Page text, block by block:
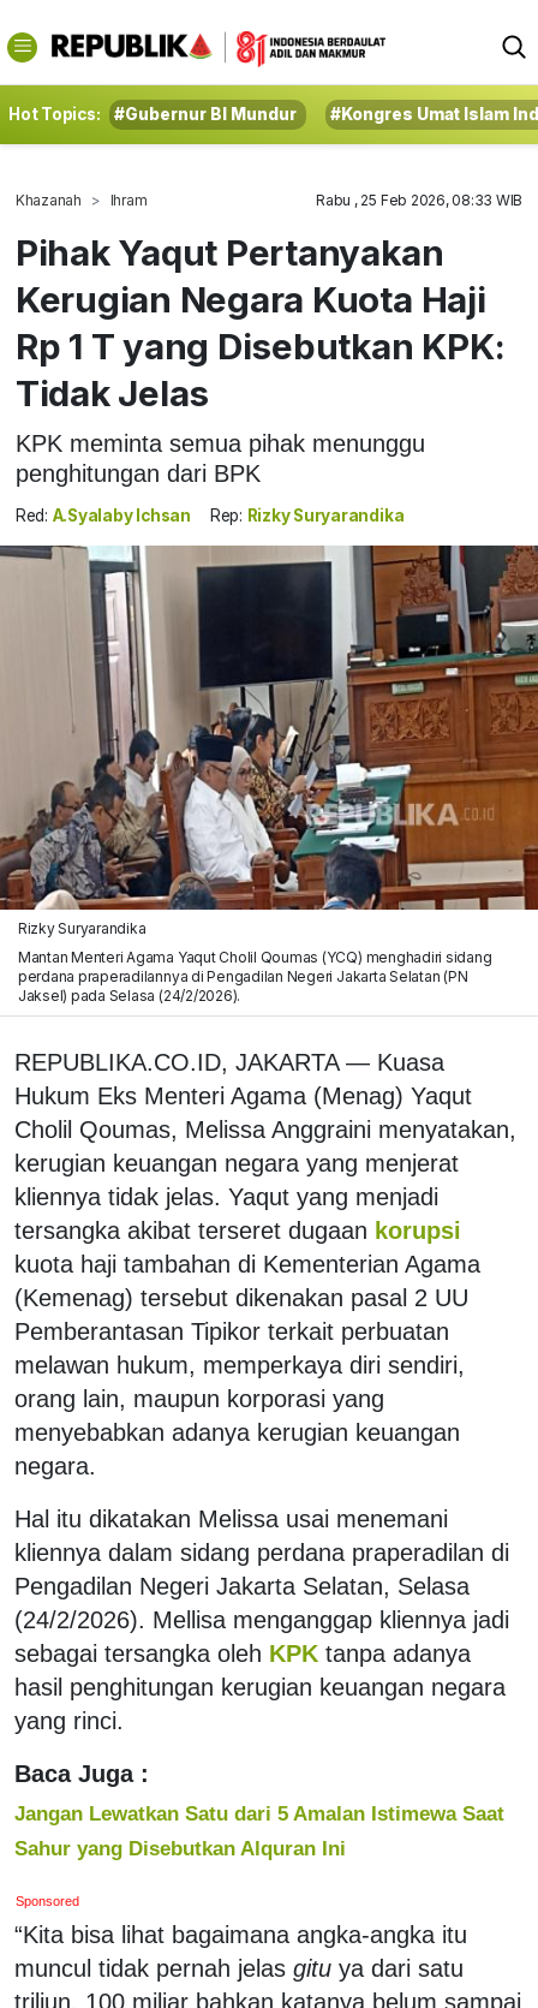
Hot Topics: #Gubernur BI Mundur #Kongres Umat Islam
Khazanah Ihram Rabu , 25 Feb 2026, 08:33 WIB
Pihak Yaqut Pertanyakan
Kerugian Negara Kuota Haji
Rp 1 T yang Disebutkan KPK:
Tidak Jelas
KPK meminta semua pihak menunggu
penghitungan dari BPK
Red: A.Syalaby Ichsan Rep: Rizky Suryarandika
Rizky Suryarandika
Mantan Menteri Agama Yaqut Cholil Qoumas (YCQ) menghadiri sidang
perdana praperadilannya di Pengadilan Negeri Jakarta Selatan (PN
Jaksel) pada Selasa (24/2/2026).
REPUBLIKA.CO.ID, JAKARTA — Kuasa
Hukum Eks Menteri Agama (Menag) Yaqut
Cholil Qoumas, Melissa Anggraini menyatakan,
kerugian keuangan negara yang menjerat
kliennya tidak jelas. Yaqut yang menjadi
tersangka akibat terseret dugaan korupsi
kuota haji tambahan di Kementerian Agama
(Kemenag) tersebut dikenakan pasal 2 UU
Pemberantasan Tipikor terkait perbuatan
melawan hukum, memperkaya diri sendiri,
orang lain, maupun korporasi yang
menyebabkan adanya kerugian keuangan
negara.
Hal itu dikatakan Melissa usai menemani
kliennya dalam sidang perdana praperadilan di
Pengadilan Negeri Jakarta Selatan, Selasa
(24/2/2026). Mellisa menganggap kliennya jadi
sebagai tersangka oleh KPK tanpa adanya
hasil penghitungan kerugian keuangan negara
yang rinci.
Baca Juga :
Jangan Lewatkan Satu dari 5 Amalan Istimewa Saat
Sahur yang Disebutkan Alquran Ini
Sponsored
“Kita bisa lihat bagaimana angka-angka itu
muncul tidak pernah jelas gitu ya dari satu
triliun, 100 miliar bahkan katanya belum sampai